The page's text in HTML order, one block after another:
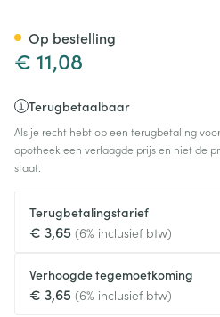
€ 11,08
Terugbetaalbaar
Als je recht hebt op een terugbetaling
apotheek een verlaagde prijs en niet de
staat.
Terugbetalingstarief
€ 3,65 (6% inclusief btw)
Verhoogde tegemoetkoming
€ 3,65 (6% inclusief btw)
Op bestelling